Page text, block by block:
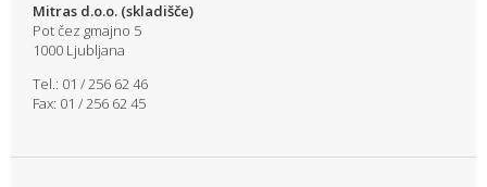
Mitras d.o.o. (skladišče)
Pot čez gmajno 5
1000 Ljubljana
Tel.: 01 / 256 62 46
Fax: 01 / 256 62 45